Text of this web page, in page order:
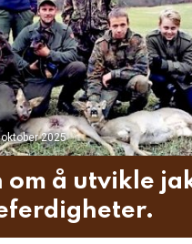
2025
om å utvikle